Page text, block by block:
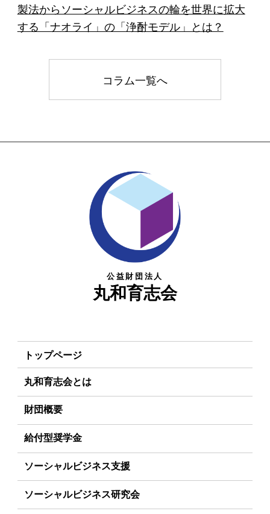
製法からソーシャルビジネスの輪を世界に拡大
する「ナオライ」の「浄酎モデル」とは？
コラム一覧へ
公益財団法人
丸和育志会
トップページ
丸和育志会とは
理事長あいさつ
丸和育志会の目指す未来
学生のみなさんへ
起業を考えているみなさんへ
財団概要
理念
沿革
組織
給付型奨学金
事業方針
給付型奨学金とは
ソーシャルビジネス支援
事業方針
ソーシャルビジネス研究会